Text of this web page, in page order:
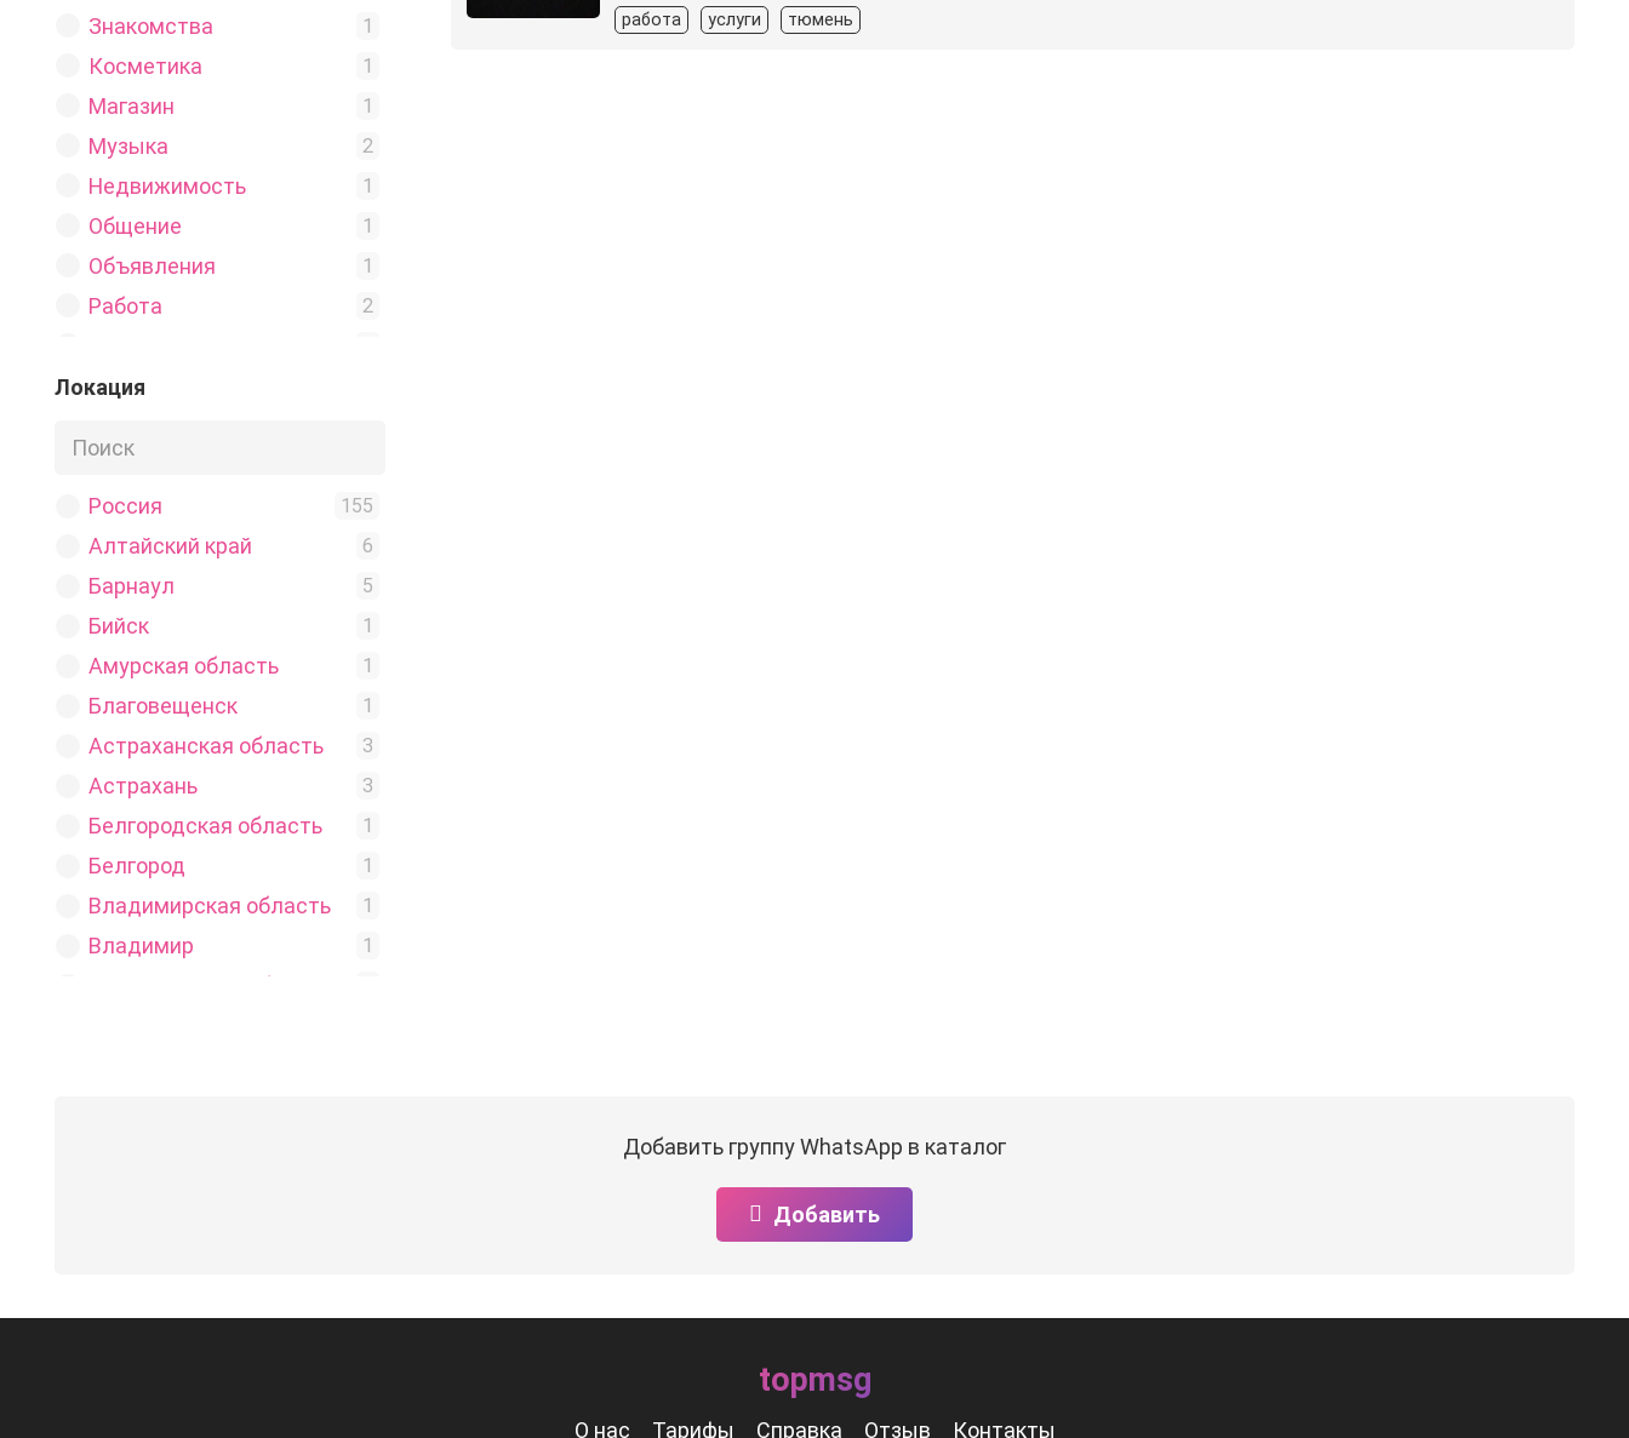
Знакомства 1
Косметика 1
Магазин 1
Музыка 2
Недвижимость 1
Общение 1
Объявления 1
Работа 2
Ролка
Фильмы 1
Локация
Россия 155
Алтайский край 6
Барнаул 5
Бийск 1
Амурская область 1
Благовещенск 1
Астраханская область 3
Астрахань 3
Белгородская область 1
Белгород 1
Владимирская область 1
Владимир 1
работа услуги тюмень
Добавить группу WhatsApp в каталог
Добавить
topmsg
О нас Тарифы Справка Отзыв Контакты